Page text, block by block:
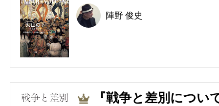
陣野 俊史
3
『戦争と差別につ